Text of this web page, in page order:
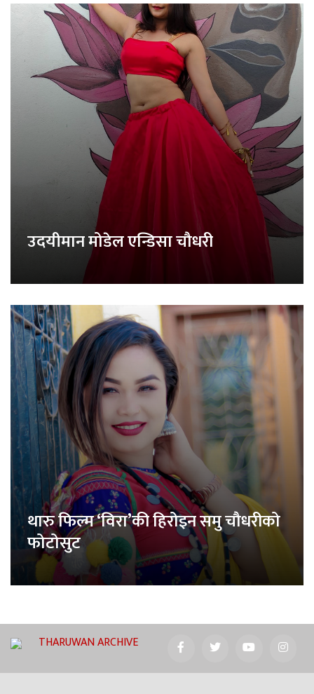
उदयीमान मोडेल एन्डिसा चौधरी
थारु फिल्म ‘विरा’की हिरोइन समु चौधरीको
फोटोसुट
THARUWAN ARCHIVE